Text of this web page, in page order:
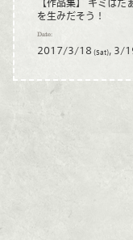
を生みだそう！
Date:
2017/3/18 (Sat), 3/